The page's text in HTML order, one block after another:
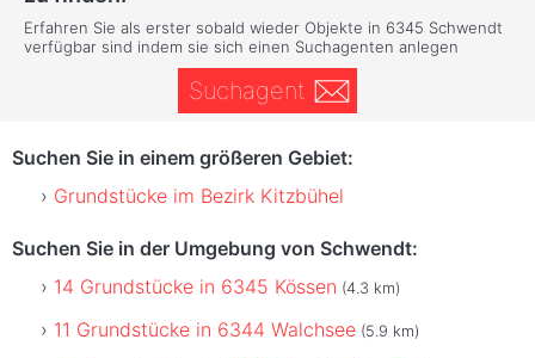
Erfahren Sie als erster sobald wieder Objekte in 6345 Schwendt
verfügbar sind indem sie sich einen Suchagenten anlegen
Suchagent
Suchen Sie in einem größeren Gebiet:
Grundstücke im Bezirk Kitzbühel
Suchen Sie in der Umgebung von Schwendt:
14 Grundstücke in 6345 Kössen (4.3 km)
11 Grundstücke in 6344 Walchsee (5.9 km)